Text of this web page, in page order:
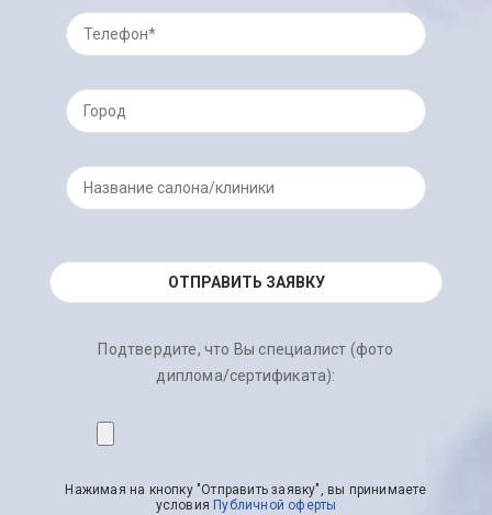
Подтвердите, что Вы специалист (фото
диплома/сертификата):
Нажимая на кнопку "Отправить заявку", вы принимаете
условия Публичной оферты